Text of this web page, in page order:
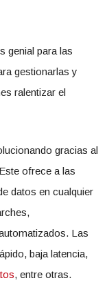
genial para las
gestionarlas y
ralentizar el
gracias al
ofrece a las
datos en cualquier
Las
baja latencia,
, entre otras.